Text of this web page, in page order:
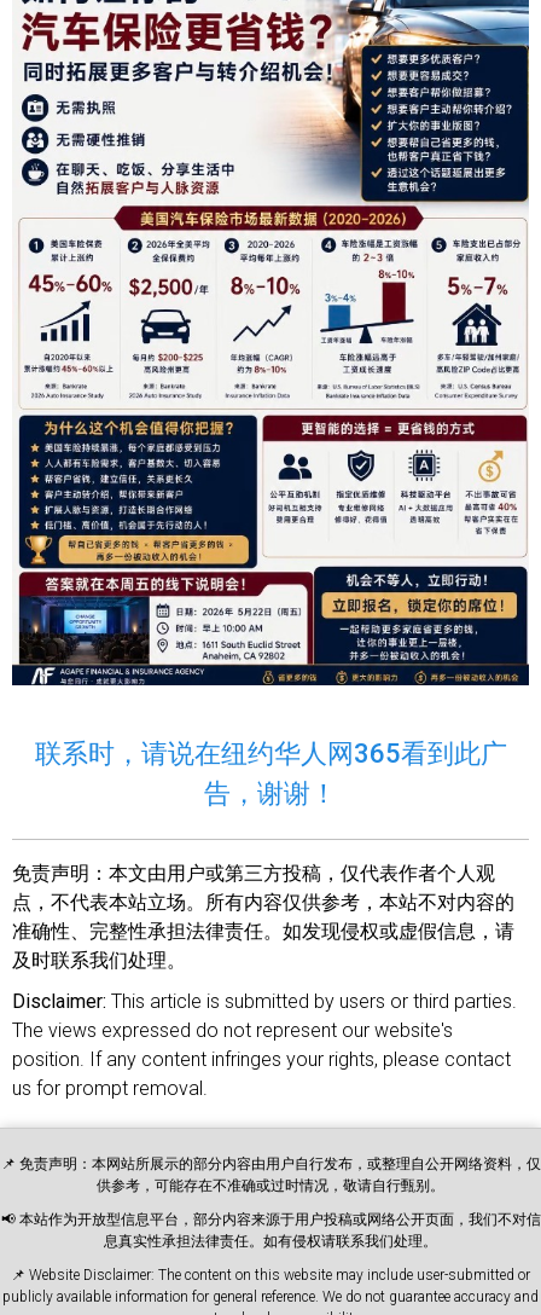
联系时，请说在纽约华人网365看到此广
告，谢谢！
免责声明： 本文由用户或第三方投稿，仅代表作者个人观
点，不代表本站立场。所有内容仅供参考，本站不对内容的
准确性、完整性承担法律责任。如发现侵权或虚假信息，请
及时联系我们处理。
Disclaimer: This article is submitted by users or third parties.
The views expressed do not represent our website's
position. If any content infringes your rights, please contact
us for prompt removal.
📌 免责声明：本网站所展示的部分内容由用户自行发布，或整理自公开网络资料，仅
供参考，可能存在不准确或过时情况，敬请自行甄别。
📢 本站作为开放型信息平台，部分内容来源于用户投稿或网络公开页面，我们不对信
息真实性承担法律责任。如有侵权请联系我们处理。
📌 Website Disclaimer: The content on this website may include user-submitted or
publicly available information for general reference. We do not guarantee accuracy and